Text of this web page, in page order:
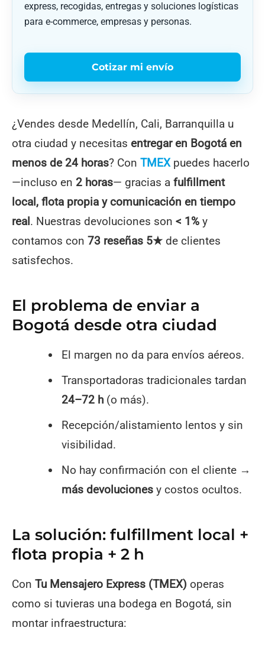
express, recogidas, entregas y soluciones logísticas
para e-commerce, empresas y personas.
Cotizar mi envío
¿Vendes desde Medellín, Cali, Barranquilla u
otra ciudad y necesitas entregar en Bogotá en
menos de 24 horas? Con TMEXpuedes hacerlo
—incluso en 2 horas— gracias a fulfillment
local, flota propia y comunicación en tiempo
real. Nuestras devoluciones son < 1% y
contamos con 73 reseñas 5★ de clientes
satisfechos.
El problema de enviar a
Bogotá desde otra ciudad
El margen no da para envíos aéreos.
Transportadoras tradicionales tardan
24–72 h(o más).
Recepción/alistamiento lentos y sin
visibilidad.
No hay confirmación con el cliente →
más devolucionesy costos ocultos.
La solución: fulfillment local +
flota propia + 2 h
Con Tu Mensajero Express (TMEX) operas
como si tuvieras una bodega en Bogotá, sin
montar infraestructura: